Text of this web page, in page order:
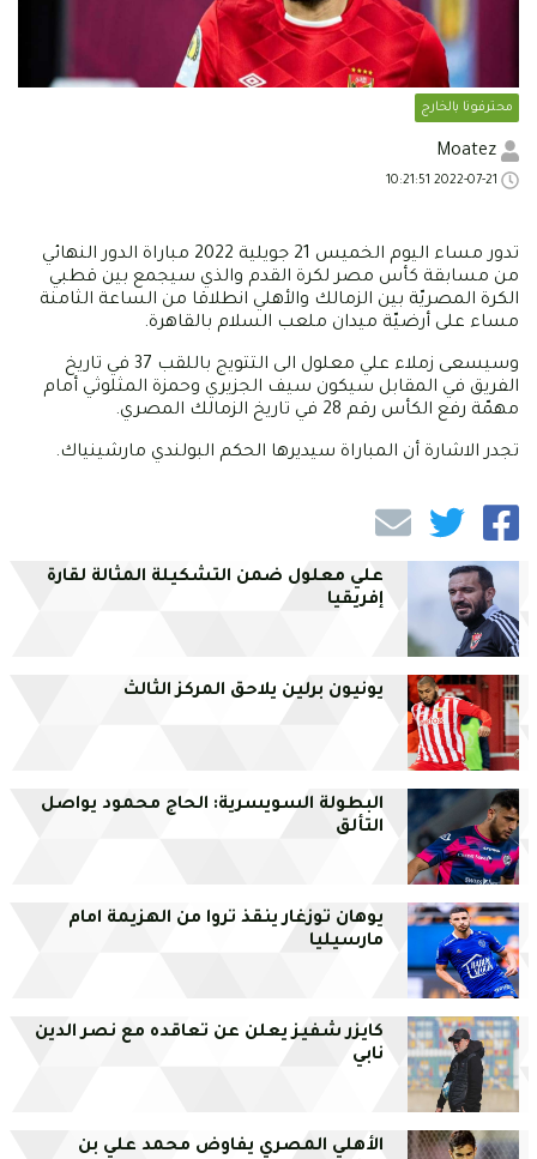
محترفونا بالخارج
تدور مساء اليوم الخميس 21 جويلية 2022 مباراة الدور النهائي
من مسابقة كأس مصر لكرة القدم والذي سيجمع بين قطبي
الكرة المصريّة بين الزمالك والأهلي انطلاقا من الساعة الثامنة
مساء على أرضيّة ميدان ملعب السلام بالقاهرة.
وسيسعى زملاء علي معلول الى التتويج باللقب 37 في تاريخ
الفريق في المقابل سيكون سيف الجزيري وحمزة المثلوثي أمام
مهمّة رفع الكأس رقم 28 في تاريخ الزمالك المصري.
تجدر الاشارة أن المباراة سيديرها الحكم البولندي مارشينياك.
علي معلول ضمن التشكيلة المثالة لقارة
إفريقيا
يونيون برلين يلاحق المركز الثالث
البطولة السويسرية: الحاج محمود يواصل
التألق
يوهان توزغار ينقذ تروا من الهزيمة امام
مارسيليا
كايزر شفيز يعلن عن تعاقده مع نصر الدين
نابي
الأهلي المصري يفاوض محمد علي بن